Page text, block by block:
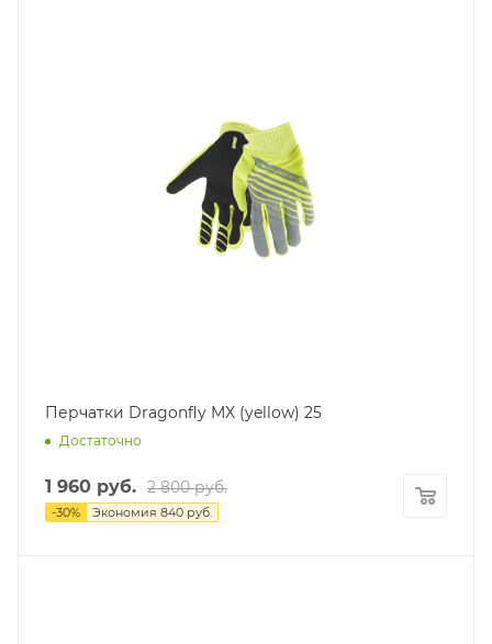
Перчатки Dragonfly MX (yellow) 25
Достаточно
1 960 руб. 2 800руб.
-30% Экономия 840 руб.